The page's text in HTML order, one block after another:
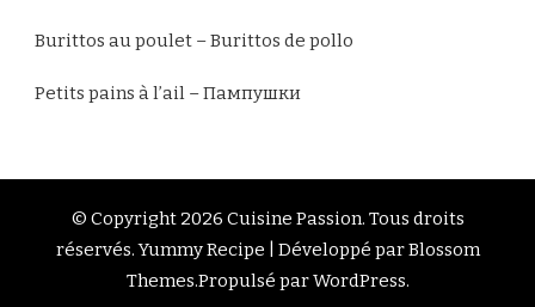
Burittos au poulet – Burittos de pollo
Petits pains à l’ail – Пампушки
© Copyright 2026 Cuisine Passion. Tous droits
réservés.Yummy Recipe | Développé parBlossom
Themes.Propulsé parWordPress.